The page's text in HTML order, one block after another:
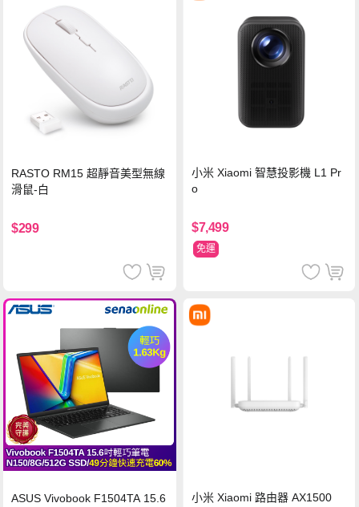
RASTO RM15 超靜音美型無線
滑鼠-白
$299
小米 Xiaomi 智慧投影機 L1 Pr
o
$7,499
免運
ASUS Vivobook F1504TA 15.6
小米 Xiaomi 路由器 AX1500